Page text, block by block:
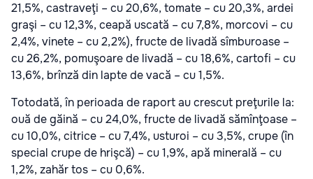
21,5%, castraveţi – cu 20,6%, tomate – cu 20,3%, ardei
graşi – cu 12,3%, ceapă uscată – cu 7,8%, morcovi – cu
2,4%, vinete – cu 2,2%), fructe de livadă sîmburoase –
cu 26,2%, pomuşoare de livadă – cu 18,6%, cartofi – cu
13,6%, brînză din lapte de vacă – cu 1,5%.
Totodată, în perioada de raport au crescut preţurile la:
ouă de găină – cu 24,0%, fructe de livadă sămînţoase –
cu 10,0%, citrice – cu 7,4%, usturoi – cu 3,5%, crupe (în
special crupe de hrişcă) – cu 1,9%, apă minerală – cu
1,2%, zahăr tos – cu 0,6%.